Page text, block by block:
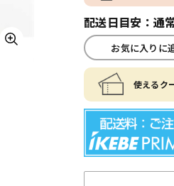
配送日目安：通
お気に入りに
使えるク